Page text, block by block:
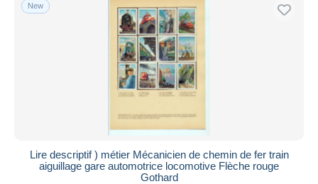
Bank transfer
MasterCard
Bancontact
Maestro
New
Lire descriptif ) métier Mécanicien de chemin de fer train
aiguillage gare automotrice locomotive Flèche rouge
Gothard